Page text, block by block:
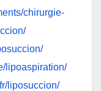
chirurgie-
lipoaspiration/
liposuccion/